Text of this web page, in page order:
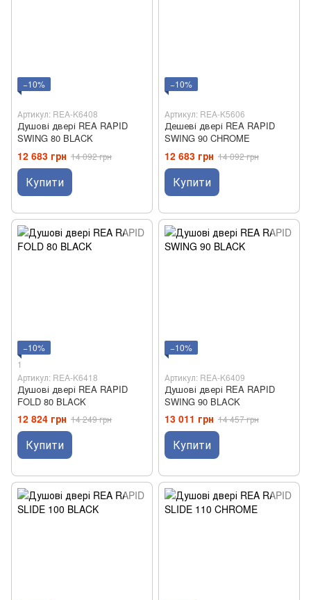
−10%
Артикул: REA-K6408
Душові двері REA RAPID
SWING 80 BLACK
12 683 грн 14 092 грн
Купити
−10%
Артикул: REA-K5606
Дешеві двері REA RAPID
SWING 90 CHROME
12 683 грн 14 092 грн
Купити
−10%
1
Артикул: REA-K6418
Душові двері REA RAPID
FOLD 80 BLACK
12 824 грн 14 249 грн
Купити
−10%
Артикул: REA-K6409
Душові двері REA RAPID
SWING 90 BLACK
13 011 грн 14 457 грн
Купити